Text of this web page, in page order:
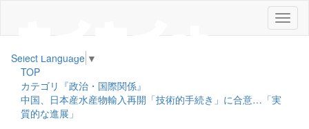
メ
ニ
Select Language ▼
TOP
カテゴリ『政治・国際関係』
中国、日本産水産物輸入再開「技術的手続き」に合意…「実
質的な進展」